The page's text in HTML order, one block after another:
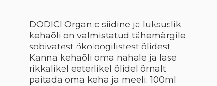
DODICI Organic siidine ja luksuslik
kehaõli on valmistatud tähemärgile
sobivatest ökoloogilistest õlidest.
Kanna kehaõli oma nahale ja lase
rikkalikel eeterlikel õlidel õrnalt
paitada oma keha ja meeli. 100ml